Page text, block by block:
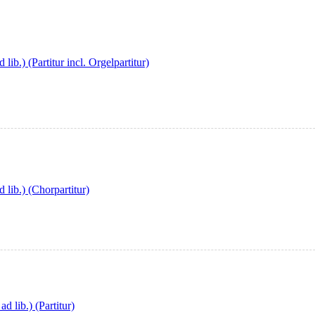
lib.) (Partitur incl. Orgelpartitur)
lib.) (Chorpartitur)
lib.) (Partitur)